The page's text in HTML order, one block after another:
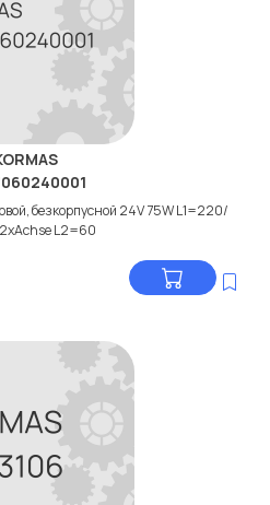
безкорпусной 24V 75W L1=220/
L2=60